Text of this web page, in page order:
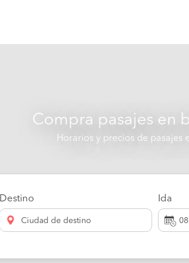
Compra pasajes en
Horarios y precios de pasajes
Destino
Ciudad de destino
Ida